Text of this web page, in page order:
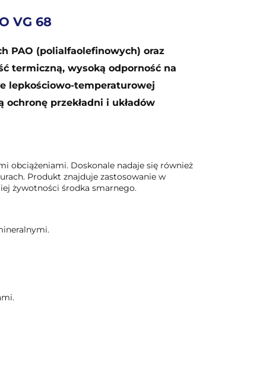
VG 68
PAO (polialfaolefinowych) oraz
termiczną, wysoką odporność na
lepkościowo-temperaturowej
przekładni i układów
obciążeniami. Doskonale nadaje się również
Produkt znajduje zastosowanie w
żywotności środka smarnego.